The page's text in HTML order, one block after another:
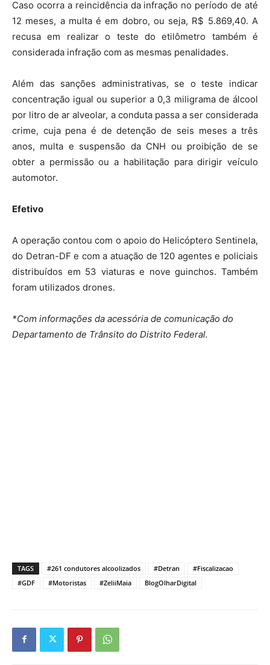
Caso ocorra a reincidência da infração no período de até
12 meses, a multa é em dobro, ou seja, R$ 5.869,40. A
recusa em realizar o teste do etilômetro também é
considerada infração com as mesmas penalidades.
Além das sanções administrativas, se o teste indicar
concentração igual ou superior a 0,3 miligrama de álcool
por litro de ar alveolar, a conduta passa a ser considerada
crime, cuja pena é de detenção de seis meses a três
anos, multa e suspensão da CNH ou proibição de se
obter a permissão ou a habilitação para dirigir veículo
automotor.
Efetivo
A operação contou com o apoio do Helicóptero Sentinela,
do Detran-DF e com a atuação de 120 agentes e policiais
distribuídos em 53 viaturas e nove guinchos. Também
foram utilizados drones.
*Com informações da acessória de comunicação do
Departamento de Trânsito do Distrito Federal.
TAGS #261 condutores alcoolizados #Detran
#Fiscalizacao
#GDF
#Motoristas #ZeliiMaia BlogOlharDigital